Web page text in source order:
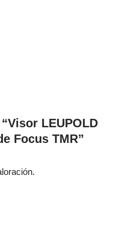
LEUPOLD
Focus TMR”